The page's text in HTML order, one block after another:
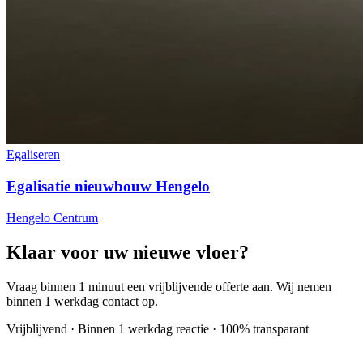
Egaliseren
Egalisatie nieuwbouw Hengelo
Hengelo Centrum
Klaar voor uw nieuwe vloer?
Vraag binnen 1 minuut een vrijblijvende offerte aan. Wij nemen
binnen 1 werkdag contact op.
Vrijblijvend · Binnen 1 werkdag reactie · 100% transparant